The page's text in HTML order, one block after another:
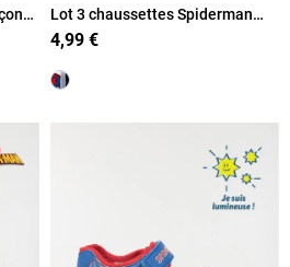
Lot 3 chaussettes Spiderman
garçon
4,99 €